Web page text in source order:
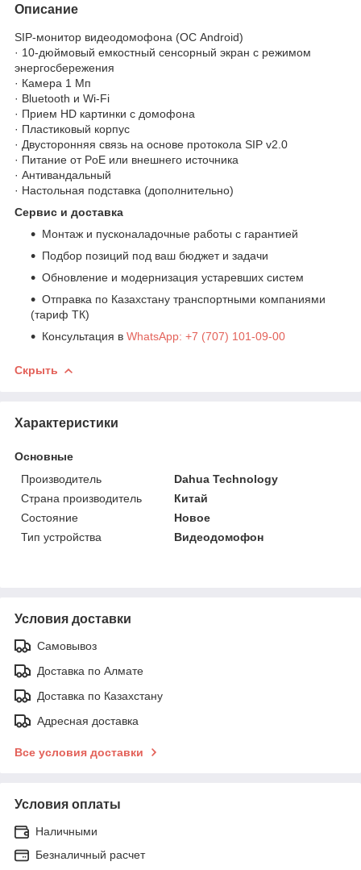
Описание
SIP-монитор видеодомофона (ОС Android)
· 10-дюймовый емкостный сенсорный экран с режимом
энергосбережения
· Камера 1 Мп
· Bluetooth и Wi-Fi
· Прием HD картинки с домофона
· Пластиковый корпус
· Двусторонняя связь на основе протокола SIP v2.0
· Питание от PoE или внешнего источника
· Антивандальный
· Настольная подставка (дополнительно)
Сервис и доставка
Монтаж и пусконаладочные работы с гарантией
Подбор позиций под ваш бюджет и задачи
Обновление и модернизация устаревших систем
Отправка по Казахстану транспортными компаниями
(тариф ТК)
Консультация в WhatsApp: +7 (707) 101-09-00
Скрыть
Характеристики
Основные
Производитель
Dahua Technology
Страна производитель
Китай
Состояние
Новое
Тип устройства
Видеодомофон
Условия доставки
Самовывоз
Доставка по Алмате
Доставка по Казахстану
Адресная доставка
Все условия доставки
Условия оплаты
Наличными
Безналичный расчет